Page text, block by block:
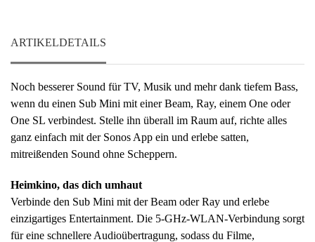
ARTIKELDETAILS
Noch besserer Sound für TV, Musik und mehr dank tiefem Bass,
wenn du einen Sub Mini mit einer Beam, Ray, einem One oder
One SL verbindest. Stelle ihn überall im Raum auf, richte alles
ganz einfach mit der Sonos App ein und erlebe satten,
mitreißenden Sound ohne Scheppern.
Heimkino, das dich umhaut
Verbinde den Sub Mini mit der Beam oder Ray und erlebe
einzigartiges Entertainment. Die 5-GHz-WLAN-Verbindung sorgt
für eine schnellere Audioübertragung, sodass du Filme,